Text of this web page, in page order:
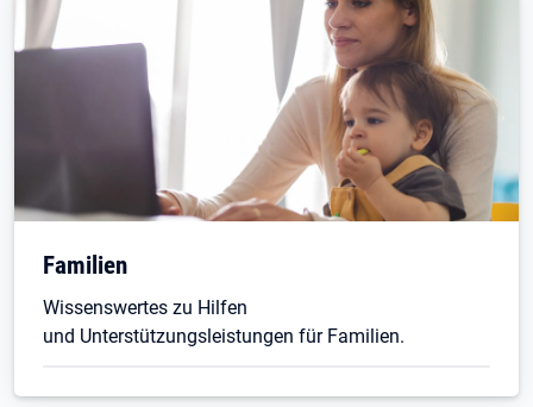
Familien
Wissenswertes zu Hilfen
und Unterstützungsleistungen für Familien.